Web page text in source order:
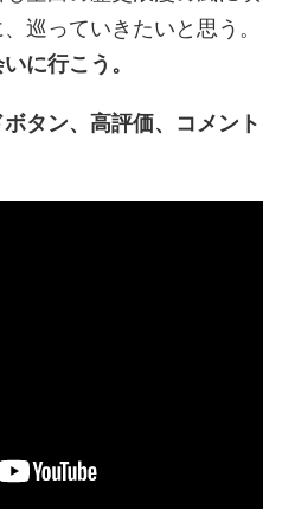
巡っていきたいと思う。
に行こう。
タン、高評価、コメント